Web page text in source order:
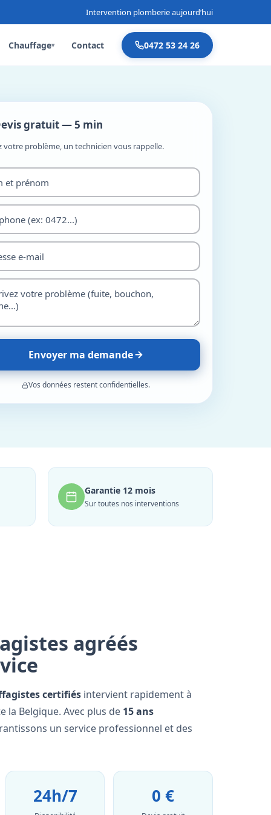
Intervention plomberie aujourd’hui
Chauffage▾ Contact 0472 53 24 26
gratuit — 5 min
votre problème, un technicien vous rappelle.
Envoyer ma demande
Vos données restent confidentielles.
Garantie 12 mois
Sur toutes nos interventions
agréés
certifiés intervient rapidement à
la Belgique. Avec plus de 15 ans
un service professionnel et des
24h/7 0 €